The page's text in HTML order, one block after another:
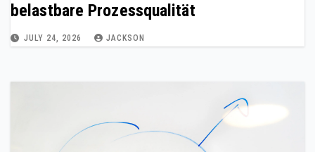
belastbare Prozessqualität
JULY 24, 2026 JACKSON